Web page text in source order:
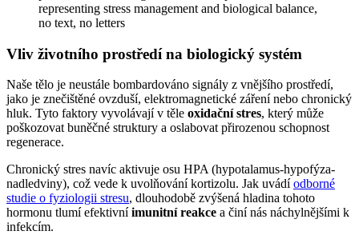
Vliv životního prostředí na biologický systém
Naše tělo je neustále bombardováno signály z vnějšího prostředí,
jako je znečištěné ovzduší, elektromagnetické záření nebo chronický
hluk. Tyto faktory vyvolávají v těle oxidační stres, který může
poškozovat buněčné struktury a oslabovat přirozenou schopnost
regenerace.
Chronický stres navíc aktivuje osu HPA (hypotalamus-hypofýza-
nadledviny), což vede k uvolňování kortizolu. Jak uvádí odborné
studie o fyziologii stresu, dlouhodobě zvýšená hladina tohoto
hormonu tlumí efektivní imunitní reakce a činí nás náchylnějšími k
infekcím.